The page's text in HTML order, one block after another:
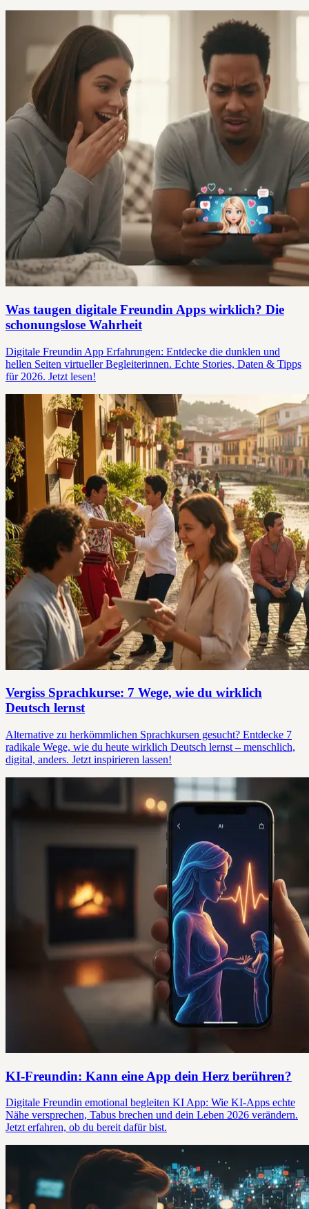
Was taugen digitale Freundin Apps wirklich? Die
schonungslose Wahrheit
Digitale Freundin App Erfahrungen: Entdecke die dunklen und
hellen Seiten virtueller Begleiterinnen. Echte Stories, Daten & Tipps
für 2026. Jetzt lesen!
Vergiss Sprachkurse: 7 Wege, wie du wirklich
Deutsch lernst
Alternative zu herkömmlichen Sprachkursen gesucht? Entdecke 7
radikale Wege, wie du heute wirklich Deutsch lernst – menschlich,
digital, anders. Jetzt inspirieren lassen!
KI-Freundin: Kann eine App dein Herz berühren?
Digitale Freundin emotional begleiten KI App: Wie KI-Apps echte
Nähe versprechen, Tabus brechen und dein Leben 2026 verändern.
Jetzt erfahren, ob du bereit dafür bist.